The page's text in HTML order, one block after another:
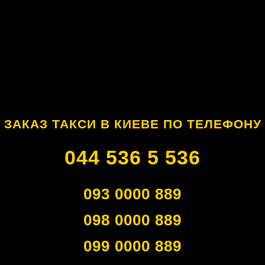
ЗАКАЗ ТАКСИ В КИЕВЕ ПО ТЕЛЕФОНУ
044 536 5 536
093 0000 889
098 0000 889
099 0000 889